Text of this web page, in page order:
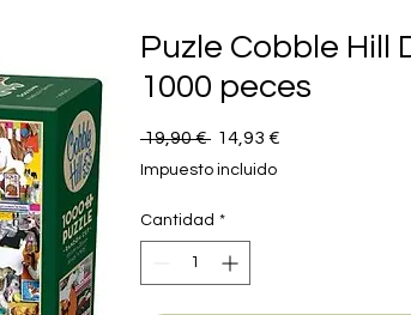
Puzle Cobble Hill
1000 peces
19,90 € Precio
14,93 €
Impuesto incluido
Cantidad *